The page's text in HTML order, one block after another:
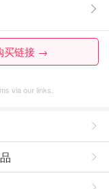
买链接 →
via our links.